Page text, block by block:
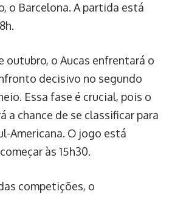
o Barcelona. A partida está
outubro, o Aucas enfrentará o
decisivo no segundo
Essa fase é crucial, pois o
a chance de se classificar para
Americana. O jogo está
às 15h30.
competições, o